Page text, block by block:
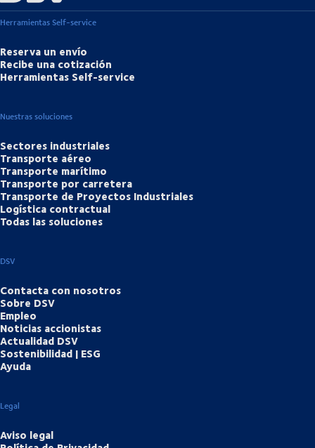
Herramientas Self-service
Reserva un envío
Recibe una cotización
Herramientas Self-service
Nuestras soluciones
Sectores industriales
Transporte aéreo
Transporte marítimo
Transporte por carretera
Transporte de Proyectos Industriales
Logística contractual
Todas las soluciones
DSV
Contacta con nosotros
Sobre DSV
Empleo
Noticias accionistas
Actualidad DSV
Sostenibilidad | ESG
Ayuda
Legal
Aviso legal